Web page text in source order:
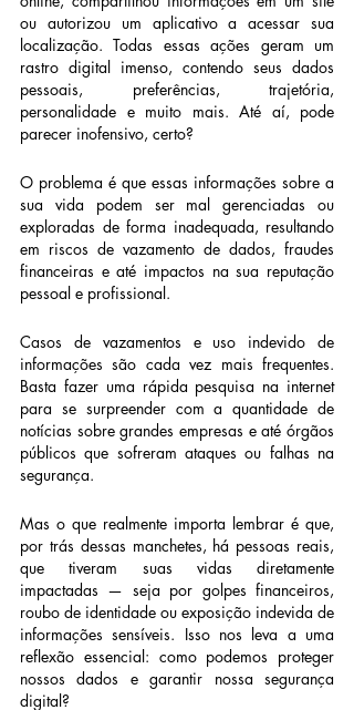
ou autorizou um aplicativo a acessar sua
localização. Todas essas ações geram um
rastro digital imenso, contendo seus dados
pessoais, preferências, trajetória,
personalidade e muito mais. Até aí, pode
parecer inofensivo, certo?
O problema é que essas informações sobre a
sua vida podem ser mal gerenciadas ou
exploradas de forma inadequada, resultando
em riscos de vazamento de dados, fraudes
financeiras e até impactos na sua reputação
pessoal e profissional.
Casos de vazamentos e uso indevido de
informações são cada vez mais frequentes.
Basta fazer uma rápida pesquisa na internet
para se surpreender com a quantidade de
notícias sobre grandes empresas e até órgãos
públicos que sofreram ataques ou falhas na
segurança.
Mas o que realmente importa lembrar é que,
por trás dessas manchetes, há pessoas reais,
que tiveram suas vidas diretamente
impactadas — seja por golpes financeiros,
roubo de identidade ou exposição indevida de
informações sensíveis. Isso nos leva a uma
reflexão essencial: como podemos proteger
nossos dados e garantir nossa segurança
digital?